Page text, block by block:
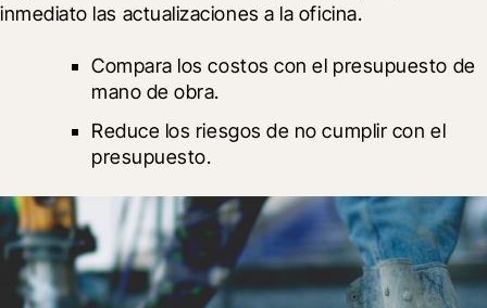
inmediato las actualizaciones a la oficina.
Compara los costos con el presupuesto de
mano de obra.
Reduce los riesgos de no cumplir con el
presupuesto.